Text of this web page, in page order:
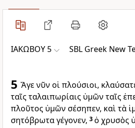
ΙΑΚΩΒΟΥ 5 SBL Greek New
5 Ἄγε νῦν οἱ πλούσιοι,
ταῖς ταλαιπωρίαις ὑμῶν ταῖς
πλοῦτος ὑμῶν σέσηπεν, καὶ τὰ
σητόβρωτα γέγονεν, 3ὁ χρυσὸς